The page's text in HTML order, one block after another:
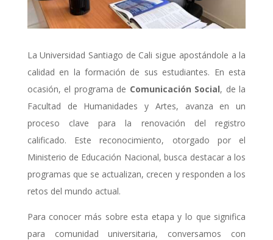
La Universidad Santiago de Cali sigue apostándole a la
calidad en la formación de sus estudiantes. En esta
ocasión, el programa de Comunicación Social, de la
Facultad de Humanidades y Artes, avanza en un
proceso clave para la renovación del registro
calificado. Estereconocimiento, otorgado por el
Ministerio de Educación Nacional, busca destacar a los
programas que se actualizan, crecen y responden a los
retos del mundo actual.
Para conocer más sobre esta etapa y lo que significa
para comunidad universitaria, conversamos con